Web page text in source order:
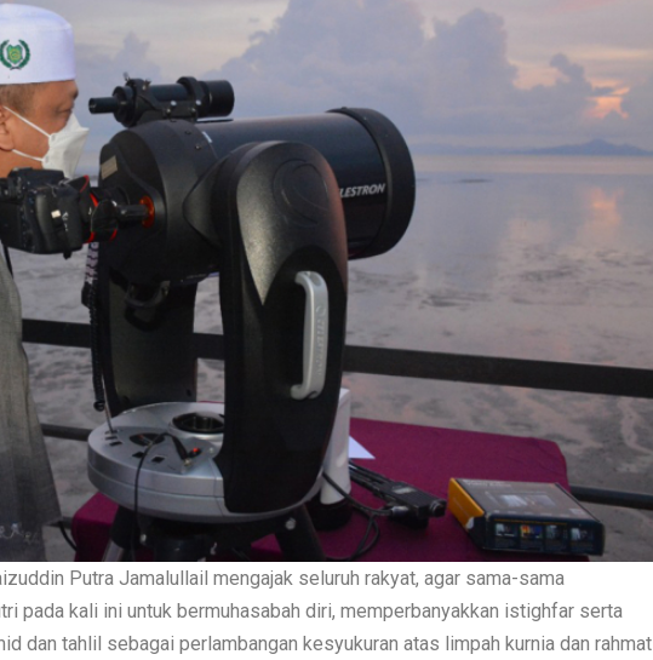
Putra Jamalullail mengajak seluruh rakyat, agar sama-sama
pada kali ini untuk bermuhasabah diri, memperbanyakkan istighfar serta
dan tahlil sebagai perlambangan kesyukuran atas limpah kurnia dan rahmat